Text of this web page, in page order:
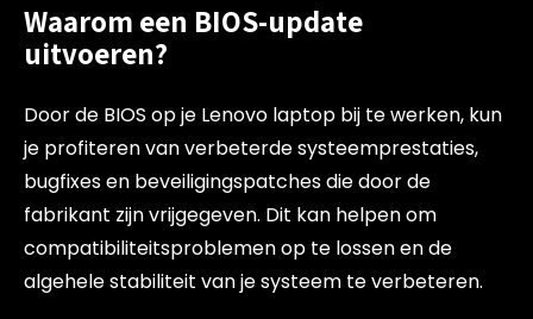
Waarom een BIOS-update
uitvoeren?
Door de BIOS op je Lenovo laptop bij te werken, kun
je profiteren van verbeterde systeemprestaties,
bugfixes en beveiligingspatches die door de
fabrikant zijn vrijgegeven. Dit kan helpen om
compatibiliteitsproblemen op te lossen en de
algehele stabiliteit van je systeem te verbeteren.